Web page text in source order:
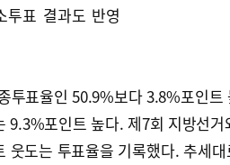
투표 결과도 반영
투표율인 50.9%보다 3.8%포인트
9.3%포인트 높다. 제7회 지방선
웃도는 투표율을 기록했다. 추세